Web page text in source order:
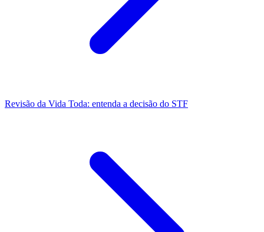
Revisão da Vida Toda: entenda a decisão do STF